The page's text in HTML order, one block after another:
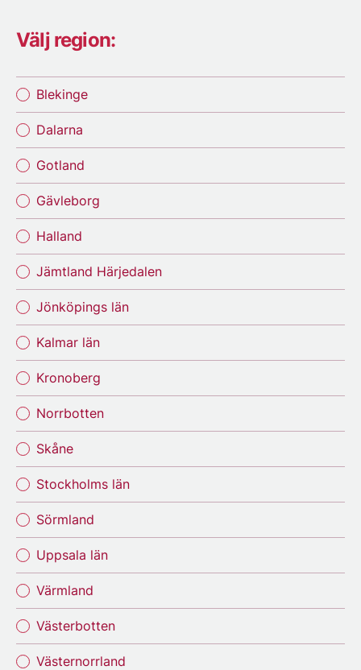
Välj region:
Blekinge
Dalarna
Gotland
Gävleborg
Halland
Jämtland Härjedalen
Jönköpings län
Kalmar län
Kronoberg
Norrbotten
Skåne
Stockholms län
Sörmland
Uppsala län
Värmland
Västerbotten
Västernorrland